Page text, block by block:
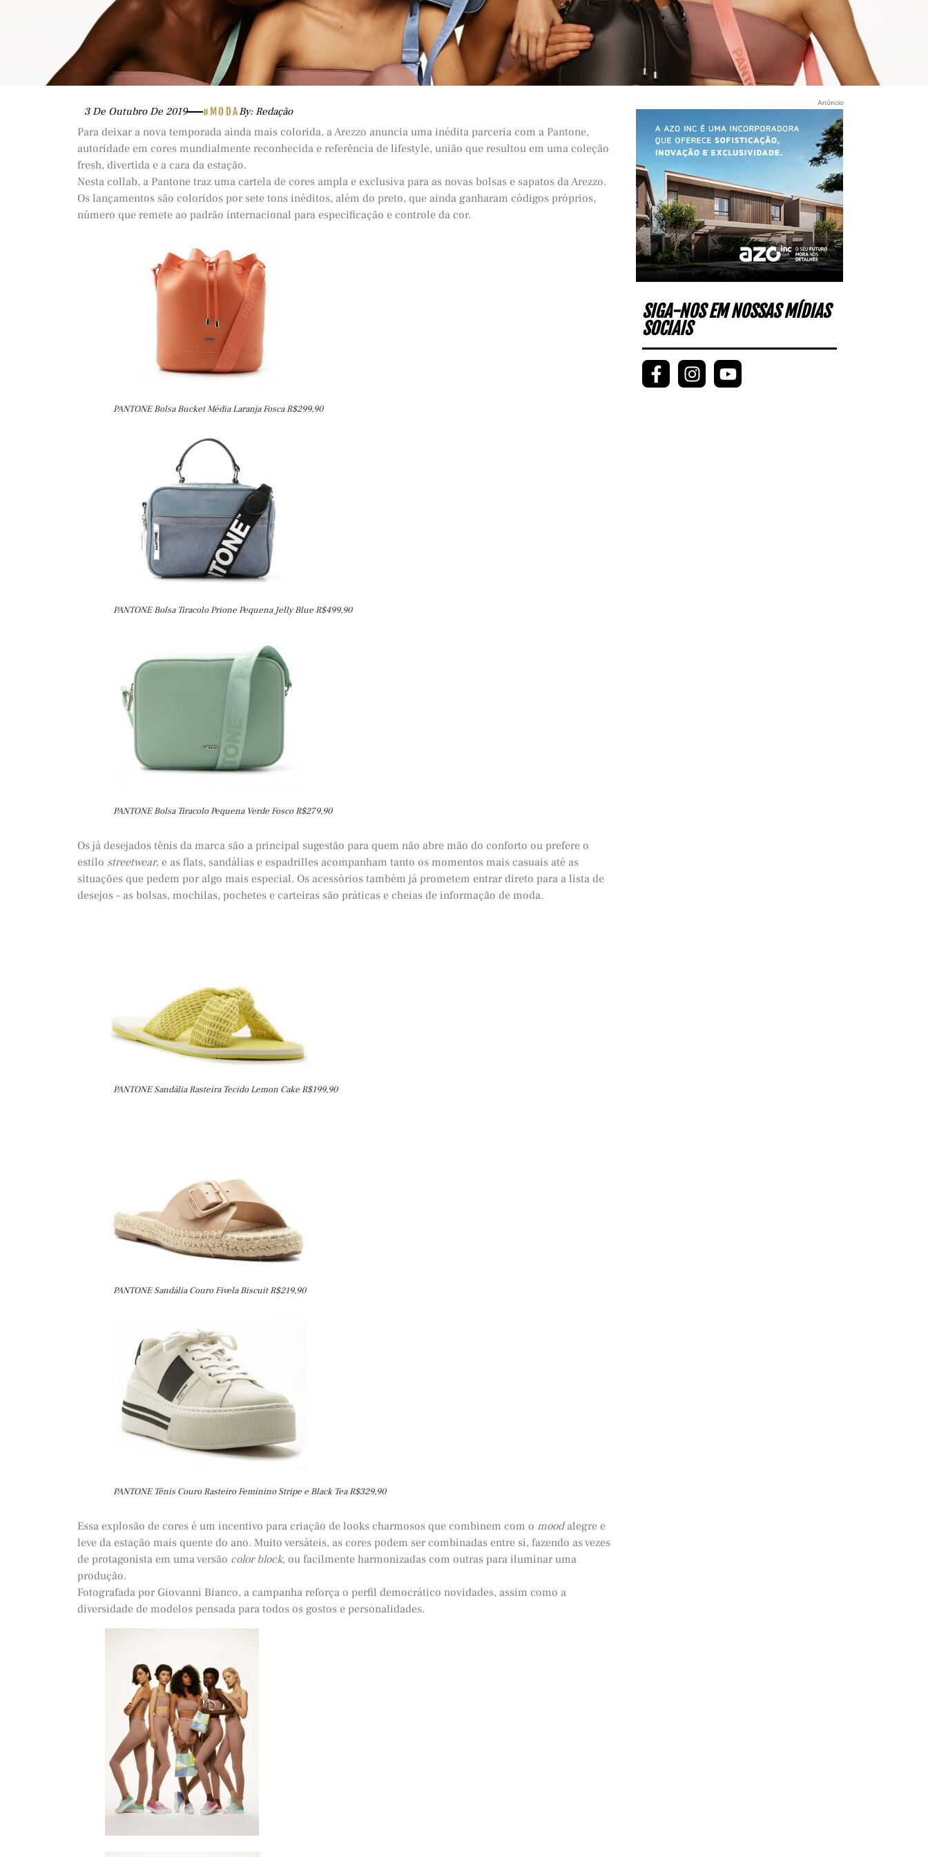
3 De Outubro De 2019 #MODABy: Redação
Para deixar a nova temporada ainda mais colorida, aArezzo anuncia uma inédita parceria com a Pantone,
autoridade em cores mundialmente reconhecida e referência de lifestyle, união que resultou em uma coleção
fresh, divertida e a cara da estação.
Nesta collab, a Pantone traz uma cartela de cores ampla e exclusiva para as novas bolsas e sapatos da Arezzo.
Os lançamentos são coloridos por sete tons inéditos, além do preto, que ainda ganharam códigos próprios,
número que remete ao padrão internacional para especificação e controle da cor.
PANTONE Bolsa Bucket Média Laranja Fosca R$299,90
PANTONE Bolsa Tiracolo Prione Pequena Jelly Blue R$499,90
PANTONE Bolsa Tiracolo Pequena Verde Fosco R$279,90
Os já desejados tênis da marca são a principal sugestão para quem não abre mão do conforto ou prefere o
estilo streetwear, e as flats, sandálias e espadrilles acompanham tanto os momentos mais casuais até as
situações que pedem por algo mais especial. Os acessórios também já prometem entrar direto para a lista de
desejos – as bolsas, mochilas, pochetes e carteiras são práticas e cheias de informação de moda.
PANTONE Sandália Rasteira Tecido Lemon Cake R$199,90
PANTONE Sandália Couro Fivela Biscuit R$219,90
PANTONE Tênis Couro Rasteiro Feminino Stripe e Black Tea R$329,90
Essa explosão de cores é um incentivo para criação de looks charmosos que combinem com o mood alegre e
leve da estação mais quente do ano. Muito versáteis, as cores podem ser combinadas entre si, fazendo as vezes
de protagonista em uma versão color block, ou facilmente harmonizadas com outras para iluminar uma
produção.
Fotografada por Giovanni Bianco, a campanha reforça o perfil democrático novidades, assim como a
diversidade de modelos pensada para todos os gostos e personalidades.
Anúncio
SIGA-NOS EM NOSSAS MÍDIAS
SOCIAIS